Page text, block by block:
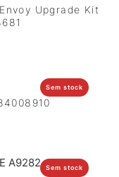
Upgrade Kit
Sem stock
Sem stock